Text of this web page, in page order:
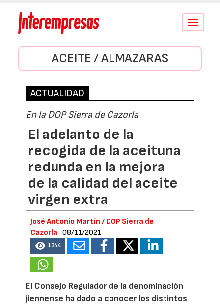
Conmutar
ACEITE / ALMAZARAS
ACTUALIDAD
En la DOP Sierra de Cazorla
El adelanto de la
recogida de la aceituna
redunda en la mejora
de la calidad del aceite
virgen extra
José Antonio Martín / DOP Sierra de
Cazorla
08/11/2021
1344
El Consejo Regulador de la denominación
jiennense ha dado a conocer los distintos